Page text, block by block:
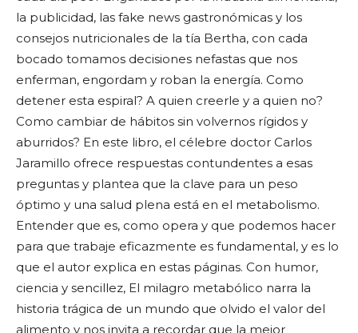
la publicidad, las fake news gastronómicas y los
consejos nutricionales de la tía Bertha, con cada
bocado tomamos decisiones nefastas que nos
enferman, engordam y roban la energía. Como
detener esta espiral? A quien creerle y a quien no?
Como cambiar de hábitos sin volvernos rígidos y
aburridos? En este libro, el célebre doctor Carlos
Jaramillo ofrece respuestas contundentes a esas
preguntas y plantea que la clave para un peso
óptimo y una salud plena está en el metabolismo.
Entender que es, como opera y que podemos hacer
para que trabaje eficazmente es fundamental, y es lo
que el autor explica en estas páginas. Con humor,
ciencia y sencillez, El milagro metabólico narra la
historia trágica de un mundo que olvido el valor del
alimento y nos invita a recordar que la mejor